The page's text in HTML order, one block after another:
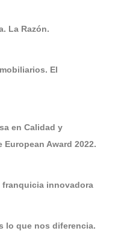
La Razón.
El
en Calidad y
Award 2022.
franquicia innovadora
lo que nos diferencia.